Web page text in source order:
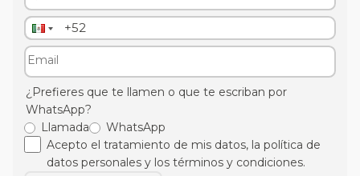
¿Prefieres que te llamen o que te escriban por
WhatsApp?
Llamada
WhatsApp
Acepto el tratamiento de mis datos, la política de
datos personales y los términos y condiciones.